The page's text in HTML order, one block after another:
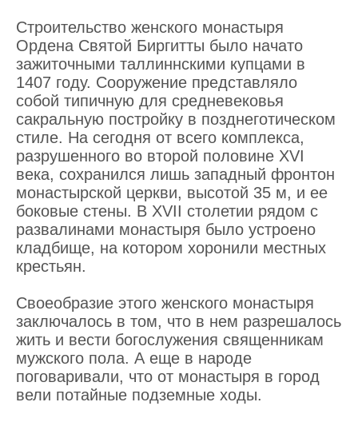
Строительство женского монастыря
Ордена Святой Биргитты было начато
зажиточными таллиннскими купцами в
1407 году. Сооружение представляло
собой типичную для средневековья
сакральную постройку в позднеготическом
стиле. На сегодня от всего комплекса,
разрушенного во второй половине XVI
века, сохранился лишь западный фронтон
монастырской церкви, высотой 35 м, и ее
боковые стены. В XVII столетии рядом с
развалинами монастыря было устроено
кладбище, на котором хоронили местных
крестьян.
Своеобразие этого женского монастыря
заключалось в том, что в нем разрешалось
жить и вести богослужения священникам
мужского пола. А еще в народе
поговаривали, что от монастыря в город
вели потайные подземные ходы.